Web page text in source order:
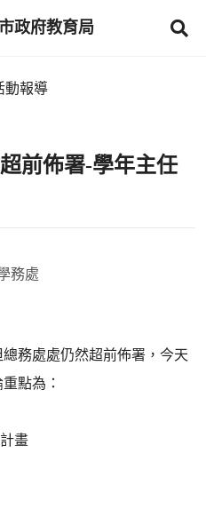
政府教育局
動報導
前佈署-學年主任
務處
務處處仍然超前佈署，今天
點為：
畫